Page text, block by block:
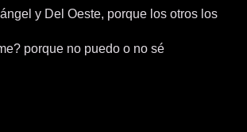
y Del Oeste, porque los otros los
porque no puedo o no sé